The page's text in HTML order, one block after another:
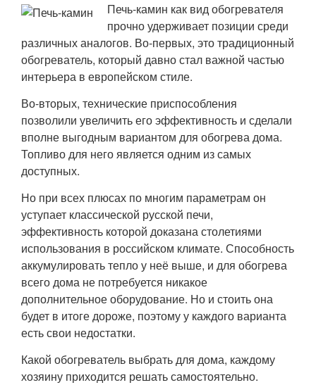
Печь-камин как вид обогревателя
прочно удерживает позиции среди
различных аналогов. Во-первых, это традиционный
обогреватель, который давно стал важной частью
интерьера в европейском стиле.
Во-вторых, технические приспособления
позволили увеличить его эффективность и сделали
вполне выгодным вариантом для обогрева дома.
Топливо для него является одним из самых
доступных.
Но при всех плюсах по многим параметрам он
уступает классической русской печи,
эффективность которой доказана столетиями
использования в российском климате. Способность
аккумулировать тепло у неё выше, и для обогрева
всего дома не потребуется никакое
дополнительное оборудование. Но и стоить она
будет в итоге дороже, поэтому у каждого варианта
есть свои недостатки.
Какой обогреватель выбрать для дома, каждому
хозяину приходится решать самостоятельно.